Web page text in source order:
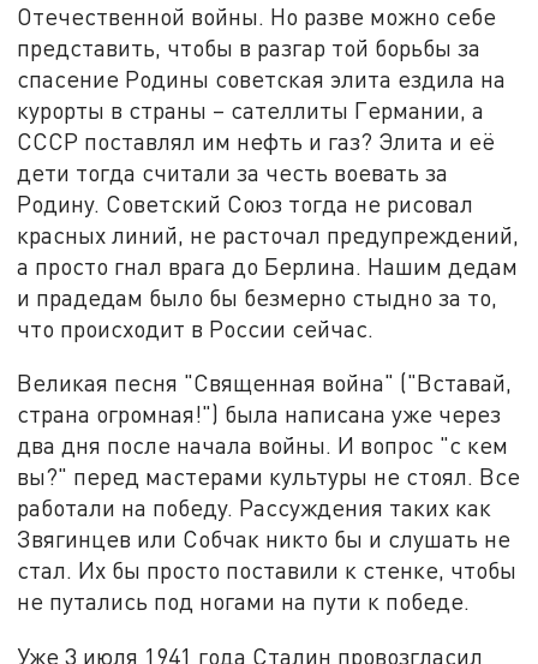
Отечественной войны. Но разве можно себе
представить, чтобы в разгар той борьбы за
спасение Родины советская элита ездила на
курорты в страны – сателлиты Германии, а
СССР поставлял им нефть и газ? Элита и её
дети тогда считали за честь воевать за
Родину. Советский Союз тогда не рисовал
красных линий, не расточал предупреждений,
а просто гнал врага до Берлина. Нашим дедам
и прадедам было бы безмерно стыдно за то,
что происходит в России сейчас.
Великая песня "Священная война" ("Вставай,
страна огромная!") была написана уже через
два дня после начала войны. И вопрос "с кем
вы?" перед мастерами культуры не стоял. Все
работали на победу. Рассуждения таких как
Звягинцев или Собчак никто бы и слушать не
стал. Их бы просто поставили к стенке, чтобы
не путались под ногами на пути к победе.
Уже 3 июля 1941 года Сталин провозгласил